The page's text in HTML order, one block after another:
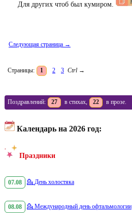
Для других чтоб был кумиром.
Следующая страница →
Страницы: 1 2 3 Ctrl →
Поздравлений: 27 в стихах, 22 в прозе.
Календарь на 2026 год:
Праздники
07.08 💁 День холостяка
08.08 💁 Международный день офтальмологии